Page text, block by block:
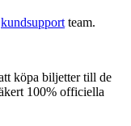
kundsupport team.
köpa biljetter till de
100% officiella